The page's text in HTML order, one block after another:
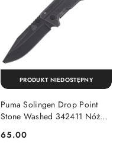
Puma Solingen Drop Point
Stone Washed 342411 Nóż
Cena:
65.00
PRODUKT NIEDOSTĘPNY